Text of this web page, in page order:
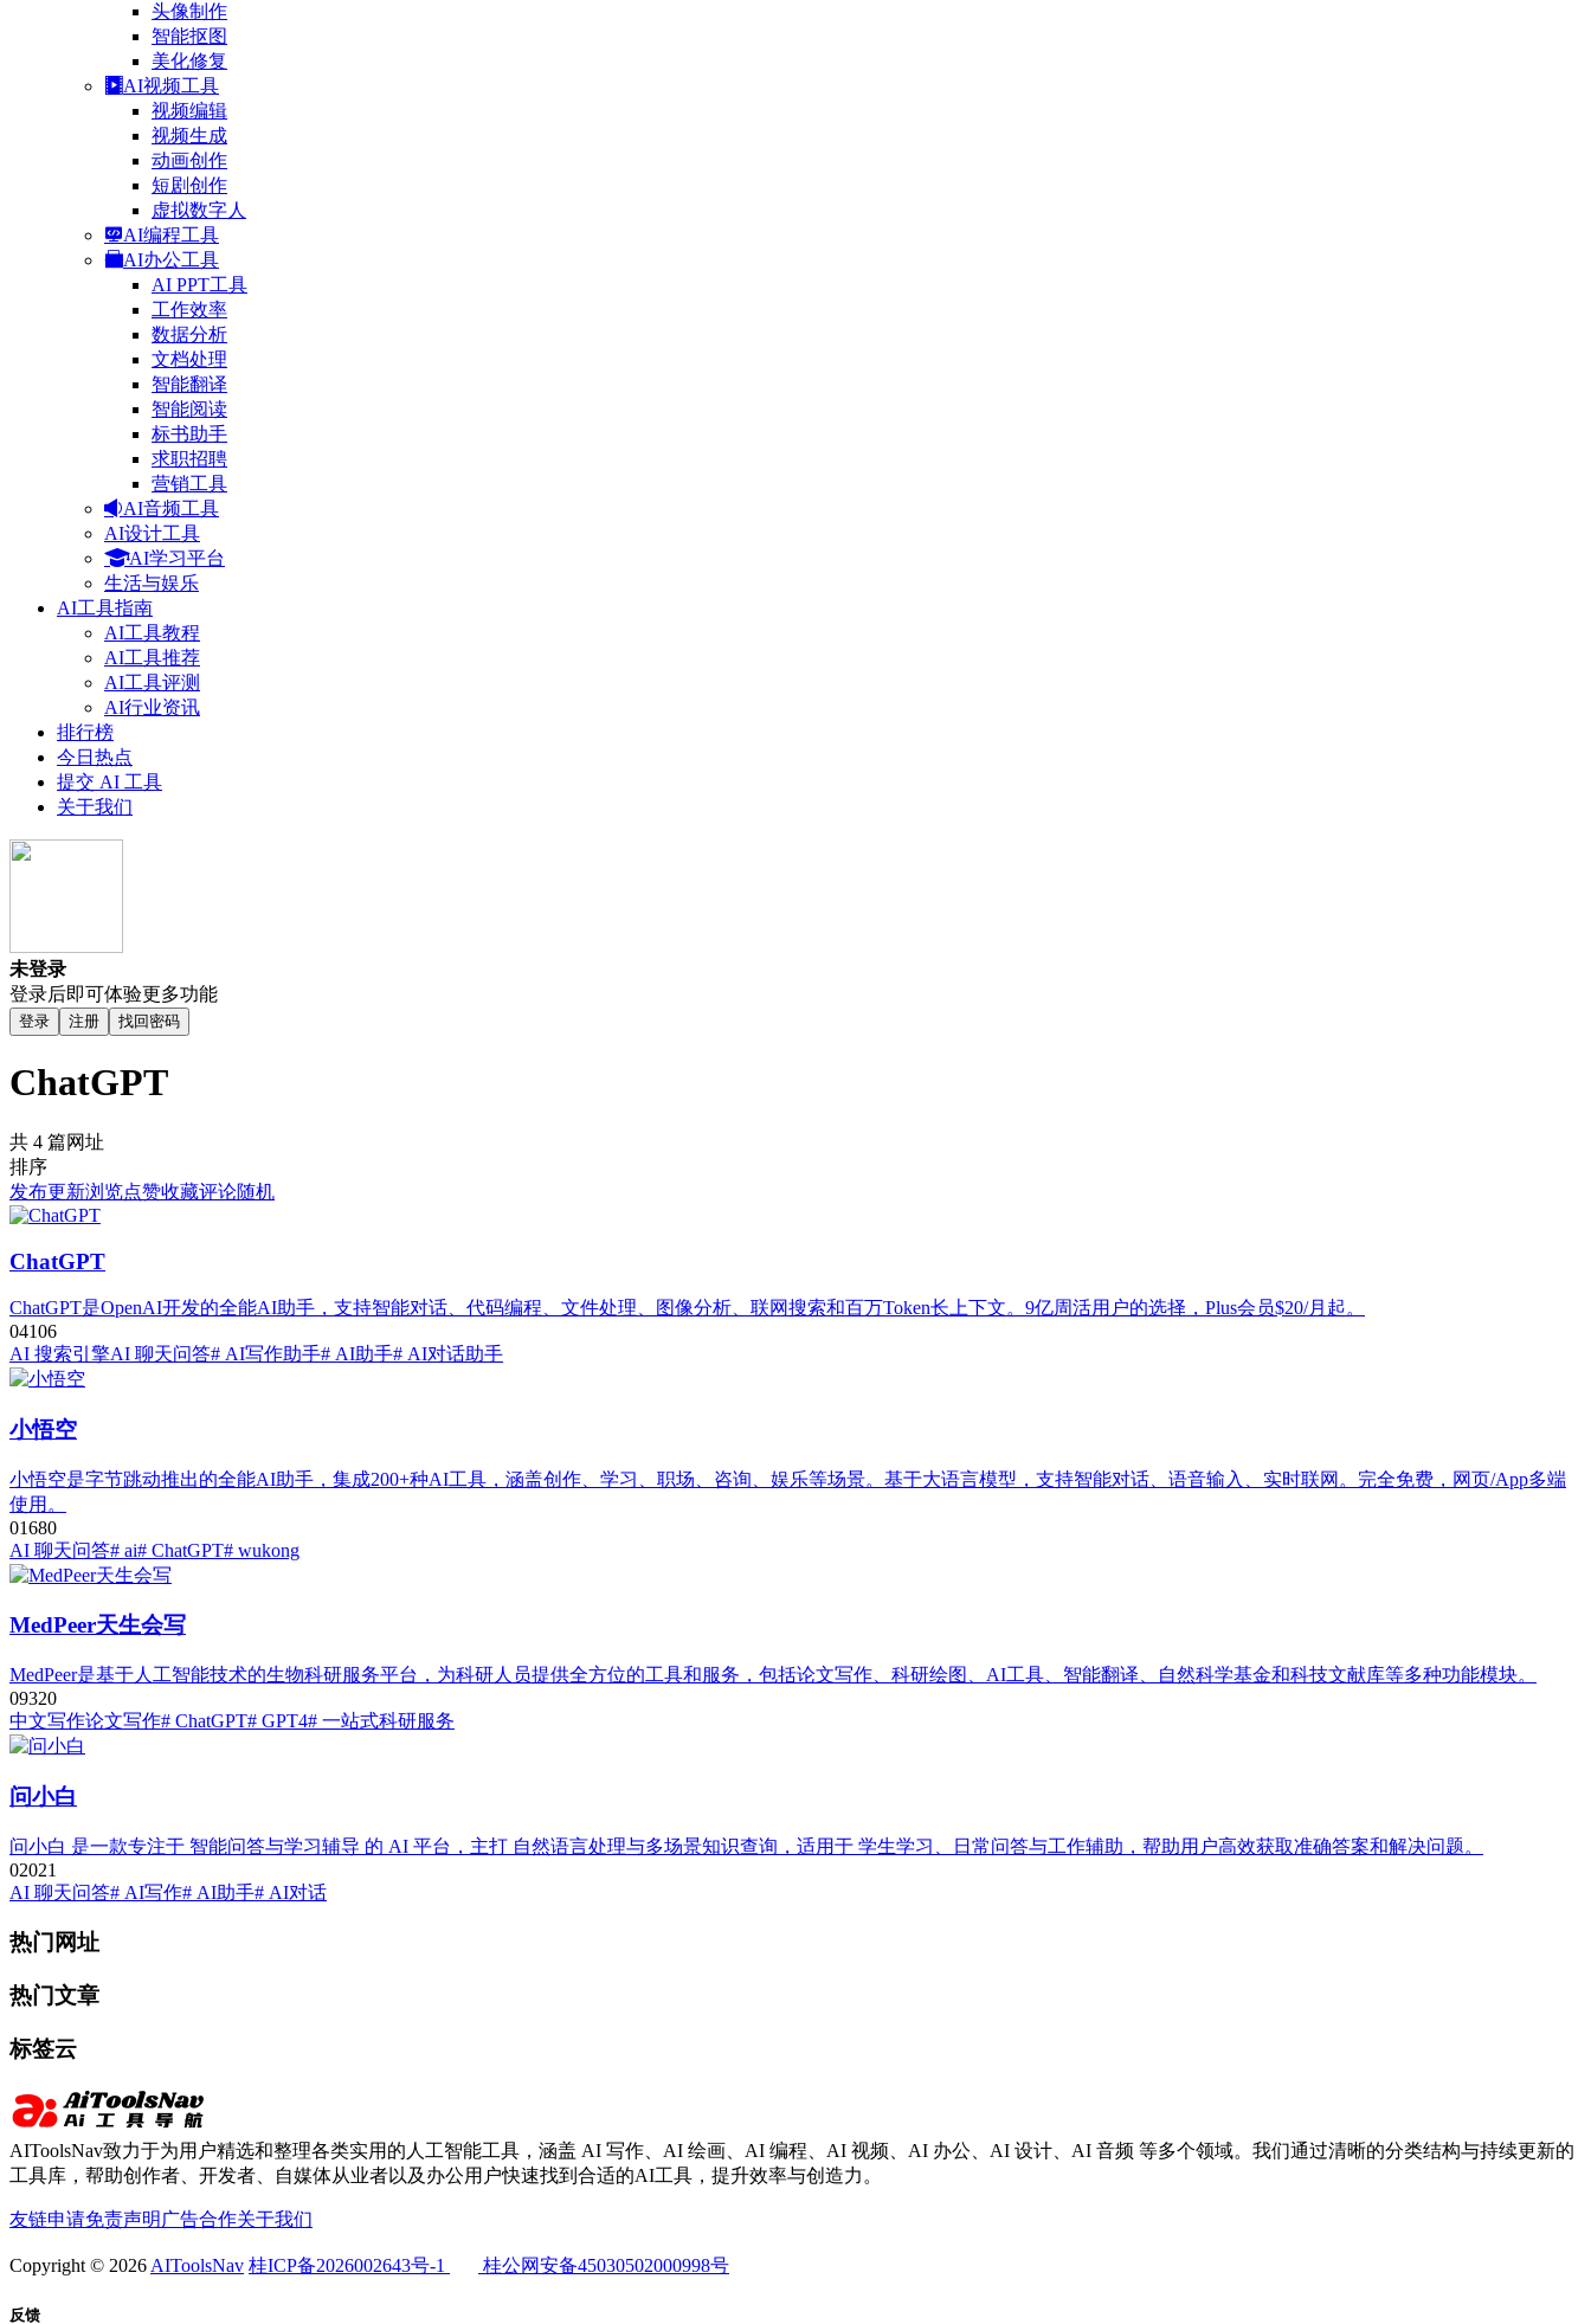
头像制作
智能抠图
美化修复
AI视频工具
视频编辑
视频生成
动画创作
短剧创作
虚拟数字人
AI编程工具
AI办公工具
AI PPT工具
工作效率
数据分析
文档处理
智能翻译
智能阅读
标书助手
求职招聘
营销工具
AI音频工具
AI设计工具
AI学习平台
生活与娱乐
AI工具指南
AI工具教程
AI工具推荐
AI工具评测
AI行业资讯
排行榜
今日热点
提交 AI 工具
关于我们
未登录
登录后即可体验更多功能
登录 注册 找回密码
ChatGPT
共 4 篇网址
排序
发布更新浏览点赞收藏评论随机
ChatGPT
ChatGPT是OpenAI开发的全能AI助手，支持智能对话、代码编程、文件处理、图像分析、联网搜索和百万Token长上下文。9亿周活用户的选择，Plus会员$20/月起。
04106
AI 搜索引擎AI 聊天问答# AI写作助手# AI助手# AI对话助手
小悟空
小悟空是字节跳动推出的全能AI助手，集成200+种AI工具，涵盖创作、学习、职场、咨询、娱乐等场景。基于大语言模型，支持智能对话、语音输入、实时联网。完全免费，网页/App多端
使用。
01680
AI 聊天问答# ai# ChatGPT# wukong
MedPeer天生会写
MedPeer是基于人工智能技术的生物科研服务平台，为科研人员提供全方位的工具和服务，包括论文写作、科研绘图、AI工具、智能翻译、自然科学基金和科技文献库等多种功能模块。
09320
中文写作论文写作# ChatGPT# GPT4# 一站式科研服务
问小白
问小白 是一款专注于 智能问答与学习辅导 的 AI 平台，主打 自然语言处理与多场景知识查询，适用于 学生学习、日常问答与工作辅助，帮助用户高效获取准确答案和解决问题。
02021
AI 聊天问答# AI写作# AI助手# AI对话
热门网址
热门文章
标签云
AIToolsNav致力于为用户精选和整理各类实用的人工智能工具，涵盖 AI 写作、AI 绘画、AI 编程、AI 视频、AI 办公、AI 设计、AI 音频 等多个领域。我们通过清晰的分类结构与持续更新的
工具库，帮助创作者、开发者、自媒体从业者以及办公用户快速找到合适的AI工具，提升效率与创造力。
友链申请免责声明 广告合作关于我们
Copyright © 2026 AIToolsNav 桂ICP备2026002643号-1 桂公网安备45030502000998号
反馈